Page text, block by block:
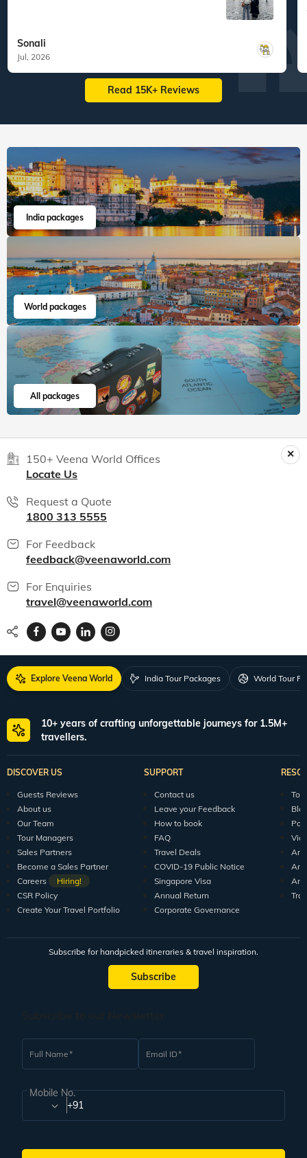
Sonali
Jul, 2026
Read 15K+ Reviews
India packages
World packages
All packages
150+ Veena World Offices
Locate Us
Request a Quote
1800 313 5555
For Feedback
feedback@veenaworld.com
For Enquiries
travel@veenaworld.com
Explore Veena World India Tour Packages World Tour
10+ years of crafting unforgettable journeys for 1.5M+
travellers.
DISCOVER US
Guests Reviews
About us
Our Team
Tour Managers
Sales Partners
Become a Sales Partner
Careers
Hiring!
CSR Policy
Create Your Travel Portfolio
SUPPORT
Contact us
Leave your Feedback
How to book
FAQ
Travel Deals
COVID-19 Public Notice
Singapore Visa
Annual Return
Corporate Governance
Subscribe for handpicked itineraries & travel inspiration.
Subscribe
Full Name Email ID
Mobile No.
+91